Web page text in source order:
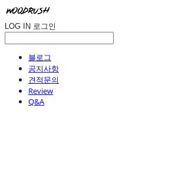
LOG IN 로그인
블로그
공지사항
견적문의
Review
Q&A